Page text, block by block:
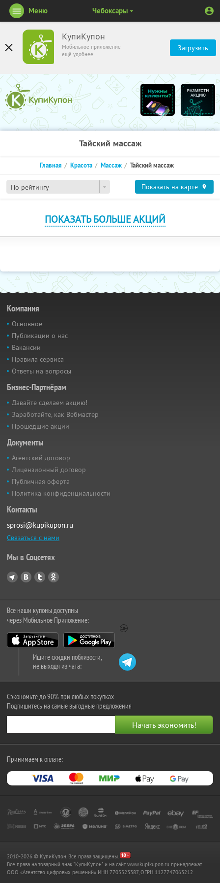
КупиКупон
Мобильное приложение
ещё удобнее
Загрузить
Меню Чебоксары
Тайский массаж
По рейтингу
Главная Красота Массаж Тайский массаж
Показать на карте
ПОКАЗАТЬ БОЛЬШЕ АКЦИЙ
Компания
Основное
Публикации о нас
Вакансии
Правила сервиса
Ответы на вопросы
Бизнес-Партнёрам
Давайте сделаем акцию!
Заработайте, как Вебмастер
Прошедшие акции
Документы
Агентский договор
Лицензионный договор
Публичная оферта
Политика конфиденциальности
Контакты
sprosi@kupikupon.ru
Связаться с нами
Мы в Соцсетях
Все наши купоны доступны
через Мобильное Приложение:
Ищите скидки поблизости,
не выходя из чата:
Сэкономьте до 90% при любых покупках
Подпишитесь на самые выгодные предложения
Принимаем к оплате:
2010-2026 © КупиКупон. Все права защищены.
Все права на товарный знак "КупиКупон" и на сайт www.kupikupon.ru принадлежат
OOO «Агентство цифровых решений» ИНН 7705523387, ОГРН 1127747063212